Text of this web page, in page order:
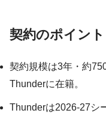
契約のポイント
契約規模は3年・約
Thunderに在籍。
Thunderは2026-27シ